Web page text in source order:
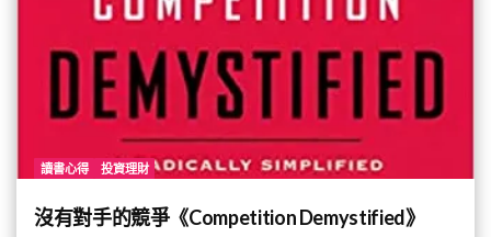
讀書心得 投資理財
沒有對手的競爭《Competition Demystified》